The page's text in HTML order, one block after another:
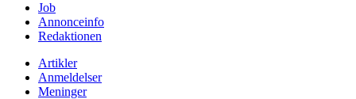
Job
Annonceinfo
Redaktionen
Artikler
Anmeldelser
Meninger